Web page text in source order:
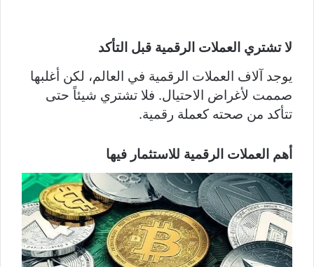
لا تشتري العملات الرقمية قبل التأكد
يوجد آلاف العملات الرقمية في العالم، لكن أغلبها
صممت لأغراض الاحتيال. فلا تشتري شيئاً حتى
تتأكد من صحته كعملة رقمية.
أهم العملات الرقمية للاستثمار فيها